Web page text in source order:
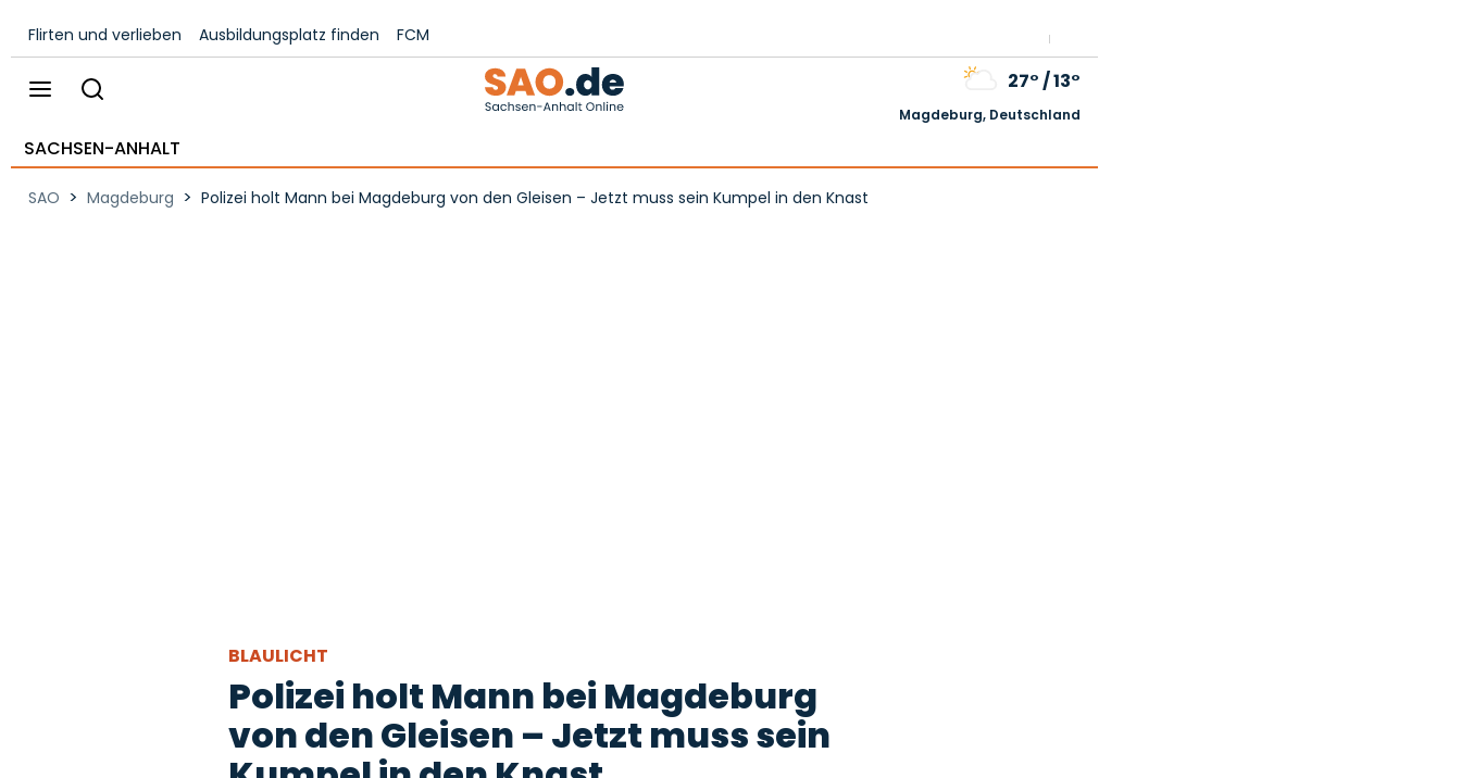
Flirten und verlieben Ausbildungsplatz finden FCM
27°/13°
Magdeburg, Deutschland
SACHSEN-ANHALT
SAO > Magdeburg > Polizei holt Mann bei Magdeburg von den Gleisen – Jetzt muss sein Kumpel in den Knast
BLAULICHT
Polizei holt Mann bei Magdeburg
von den Gleisen – Jetzt muss sein